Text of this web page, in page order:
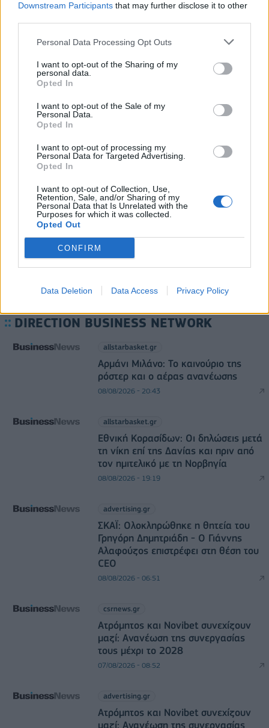
Downstream Participants that may further disclose it to other
Personal Data Processing Opt Outs
I want to opt-out of the Sharing of my
personal data.
Opted In
I want to opt-out of the Sale of my
Personal Data.
Opted In
I want to opt-out of processing my
Personal Data for Targeted Advertising.
Opted In
I want to opt-out of Collection, Use,
Retention, Sale, and/or Sharing of my
Personal Data that Is Unrelated with the
Purposes for which it was collected.
Opted Out
CONFIRM
Data Deletion Data Access Privacy Policy
Όμιλος ΔΕΗ: Νέα συμφωνία για χαρτοφυλάκιο
έργων ΑΠΕ άνω των 2 GW σε Πολωνία και
Health Monitoring: Η εθνική υποδομή για την
αξιοποίηση των δεδομένων υγείας προς όφελος
08/08/2026 - 11:48 ΥΓΕΙΑ
1,76%, κέρδη 23,31% από τις αρχές του έτους
08/08/2026 - 12:36
Διευρύνεται η πρωτοβουλία για τις τιμές στο ράφι
με 916 προϊόντα
08/08/2026 - 12:12
DIRECTION BUSINESS NETWORK
allstarbasket.gr
Αρμάνι Μιλάνο: Το καινούριο της
ρόστερ και ο αέρας ανανέωσης
08/08/2026 - 20:43
allstarbasket.gr
Εθνική Κορασίδων: Οι δηλώσεις μετά
τη νίκη επί της Δανίας και πριν από
τον ημιτελικό με τη Νορβηγία
08/08/2026 - 19:19
advertising.gr
ΣΚΑΪ: Ολοκληρώθηκε η θητεία του
Γρηγόρη Δημητριάδη - Ο Γιάννης
Αλαφούζος επιστρέφει στη θέση του
CEO
08/08/2026 - 06:51
csrnews.gr
Ατρόμητος και Novibet συνεχίζουν
μαζί: Ανανέωση της συνεργασίας
τους μέχρι το 2028
07/08/2026 - 08:52
advertising.gr
Ατρόμητος και Novibet συνεχίζουν
μαζί: Ανανέωση της συνεργασίας